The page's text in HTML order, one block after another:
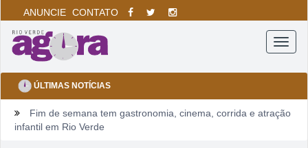
ANUNCIE CONTATO
Menu
ÚLTIMAS NOTÍCIAS
infantil em Rio Verde